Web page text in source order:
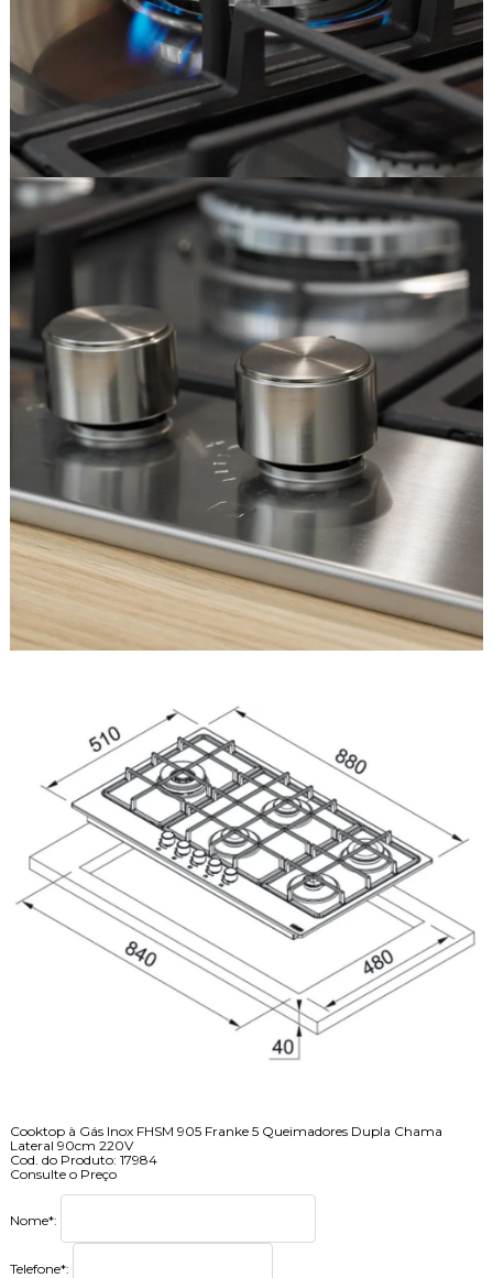
Cooktop à Gás Inox FHSM 905 Franke 5 Queimadores Dupla Chama
Lateral 90cm 220V
Cod. do Produto: 17984
Consulte o Preço
Nome*:
Telefone*: